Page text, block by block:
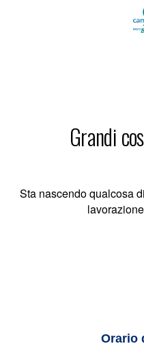
Grandi
Sta nascendo qualcosa
Orario